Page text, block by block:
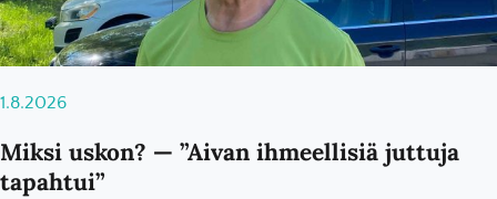
1.8.2026
Miksi uskon? — ”Aivan ihmeellisiä juttuja
tapahtui”